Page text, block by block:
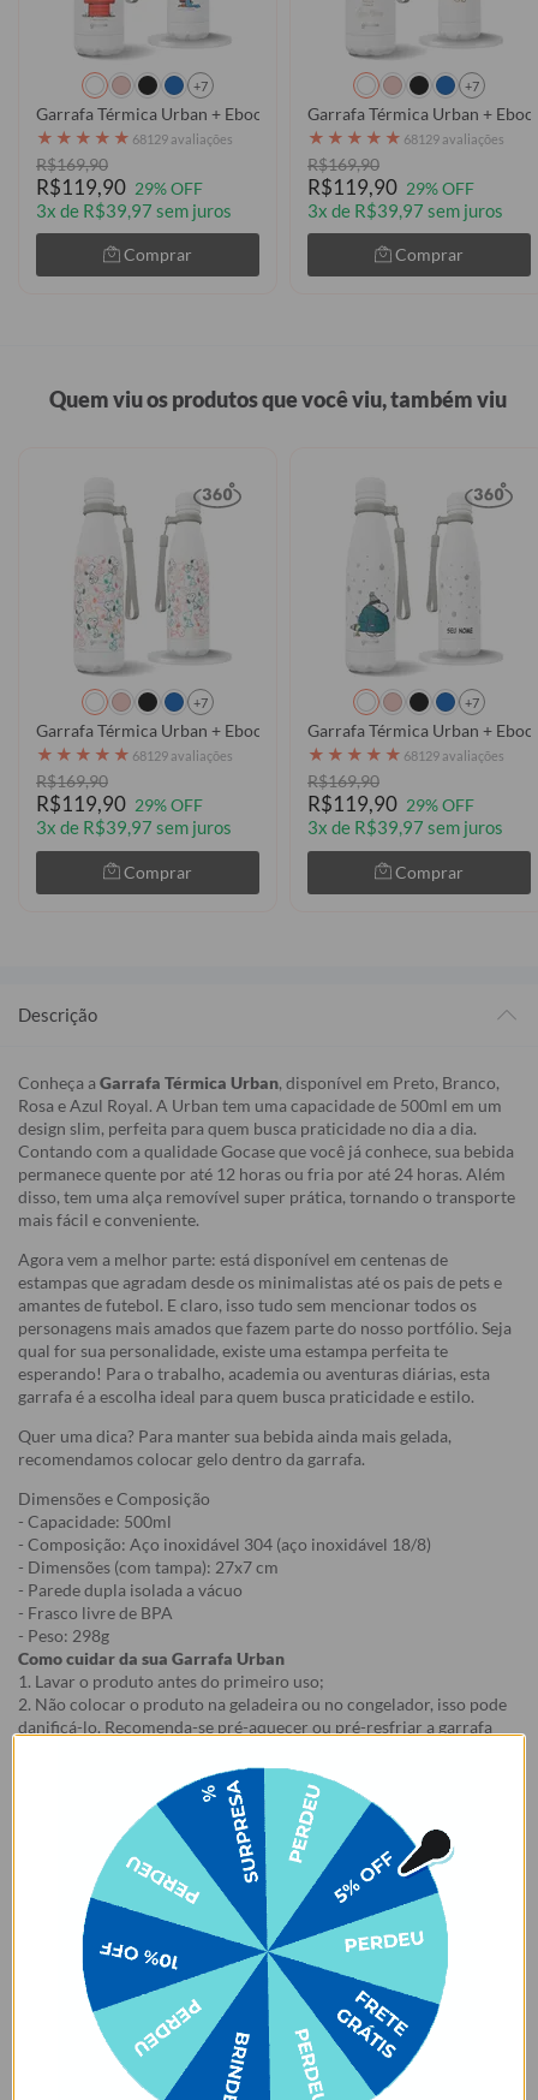
+7
Garrafa Térmica Urban + Ebook - Snoopy - Happiness is about
★ ★ ★ ★ ★ 68129 avaliações
R$169,90
R$119,90 29% OFF
3x de R$39,97 sem juros
Comprar
+7
Garrafa Térmica Urban +
★ ★ ★ ★ ★ 68129 avaliações
R$169,90
R$119,90 29% OFF
3x de R$39,97 sem juros
Comprar
Quem viu os produtos que você viu, também viu
+7
Garrafa Térmica Urban + Ebook - Snoopy - Snoopy and Wood
★ ★ ★ ★ ★ 68129 avaliações
R$169,90
R$119,90 29% OFF
3x de R$39,97 sem juros
Comprar
+7
Garrafa Térmica Urban +
★ ★ ★ ★ ★ 68129 avaliações
R$169,90
R$119,90 29% OFF
3x de R$39,97 sem juros
Comprar
Descrição
Conheça a Garrafa Térmica Urban, disponível em Preto, Branco,
Rosa e Azul Royal. A Urban tem uma capacidade de 500ml em um
design slim, perfeita para quem busca praticidade no dia a dia.
Contando com a qualidade Gocase que você já conhece, sua bebida
permanece quente por até 12 horas ou fria por até 24 horas. Além
disso, tem uma alça removível super prática, tornando o transporte
mais fácil e conveniente.
Agora vem a melhor parte: está disponível em centenas de
estampas que agradam desde os minimalistas até os pais de pets e
amantes de futebol. E claro, isso tudo sem mencionar todos os
personagens mais amados que fazem parte do nosso portfólio. Seja
qual for sua personalidade, existe uma estampa perfeita te
esperando! Para o trabalho, academia ou aventuras diárias, esta
garrafa é a escolha ideal para quem busca praticidade e estilo.
Quer uma dica? Para manter sua bebida ainda mais gelada,
recomendamos colocar gelo dentro da garrafa.
Dimensões e Composição
- Capacidade: 500ml
- Composição: Aço inoxidável 304 (aço inoxidável 18/8)
- Dimensões (com tampa): 27x7 cm
- Parede dupla isolada a vácuo
- Frasco livre de BPA
- Peso: 298g
Como cuidar da sua Garrafa Urban
1. Lavar o produto antes do primeiro uso;
2. Não colocar o produto na geladeira ou no congelador, isso pode
danificá-lo. Recomenda-se pré-aquecer ou pré-resfriar a garrafa
3. Lave à mão. Não colocar na lava-louças. Não usar esponjas muito
abrasivas ao lavar, risco de arranhar a estampa.
4. Evitar contato com objetos pontiagudos e ásperos com risco de
arranhar a estampa.
5. Evitar contato com acetona, álcool e líquidos à base de cloro.
6. Certifique-se de que a tampa está fechada e a borracha bem
posicionada antes de carregar o produto, para evitar que o líquido
7. Evitar o armazenamento de líquidos gaseificados na garrafa.
8. Para garrafas que acompanham e-book, o e-book é enviado para
o e-mail cadastrado no site após a emissão da nota fiscal.
9. Essa oferta é válida na compra do Kit, em caso de cancelamento
de um dos produtos haverá perda do benefício promocional.